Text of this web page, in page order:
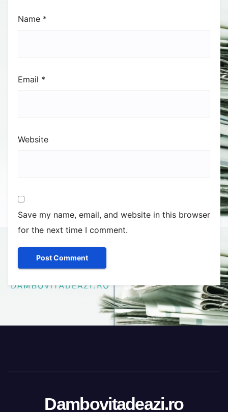
Name *
Email *
Website
Save my name, email, and website in this browser
for the next time I comment.
Dambovitadeazi.ro